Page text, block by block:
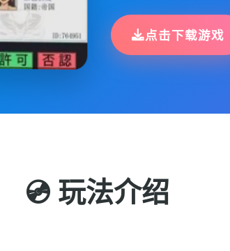
点击下载游戏
💿 玩法介绍